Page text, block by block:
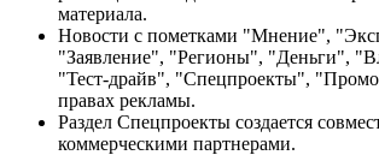
материала.
Новости с пометками "Мнение",
"Заявление", "Регионы", "Деньги",
"Тест-драйв", "Спецпроекты",
правах рекламы.
Раздел Спецпроекты создается
коммерческими партнерами.